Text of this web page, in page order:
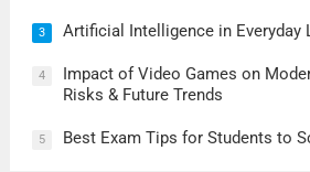
3 Artificial Intelligence in Everyday
4
Impact of Video Games on
Risks & Future Trends
5 Best Exam Tips for Students to